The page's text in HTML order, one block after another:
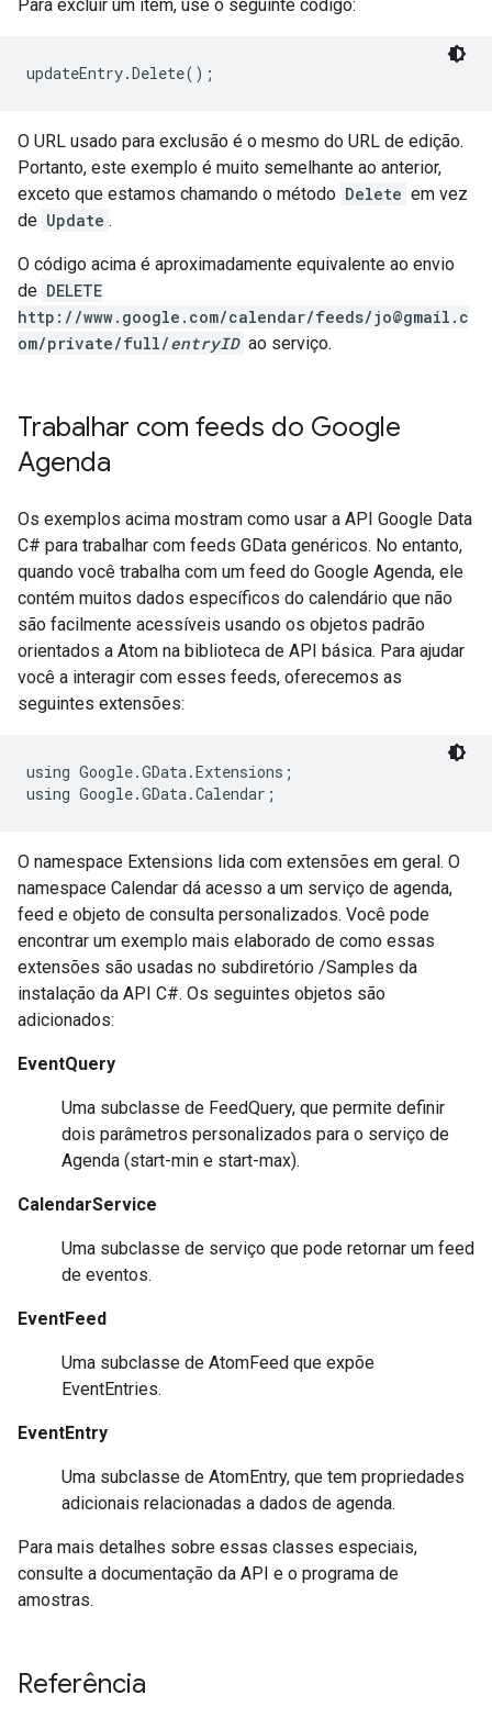
Para excluir um item, use o seguinte código:
updateEntry.Delete();
O URL usado para exclusão é o mesmo do URL de edição.
Portanto, este exemplo é muito semelhante ao anterior,
exceto que estamos chamando o método Delete em vez
de Update .
O código acima é aproximadamente equivalente ao envio
de DELETE
http://www.google.com/calendar/feeds/jo@gmail.c
om/private/full/entryID ao serviço.
Trabalhar com feeds do Google
Agenda
Os exemplos acima mostram como usar a API Google Data
C# para trabalhar com feeds GData genéricos. No entanto,
quando você trabalha com um feed do Google Agenda, ele
contém muitos dados específicos do calendário que não
são facilmente acessíveis usando os objetos padrão
orientados a Atom na biblioteca de API básica. Para ajudar
você a interagir com esses feeds, oferecemos as
seguintes extensões:
using Google.GData.Extensions;
using Google.GData.Calendar;
O namespace Extensions lida com extensões em geral. O
namespace Calendar dá acesso a um serviço de agenda,
feed e objeto de consulta personalizados. Você pode
encontrar um exemplo mais elaborado de como essas
extensões são usadas no subdiretório /Samples da
instalação da API C#. Os seguintes objetos são
adicionados:
EventQuery
Uma subclasse de FeedQuery, que permite definir
dois parâmetros personalizados para o serviço de
Agenda (start-min e start-max).
CalendarService
Uma subclasse de serviço que pode retornar um feed
de eventos.
EventFeed
Uma subclasse de AtomFeed que expõe
EventEntries.
EventEntry
Uma subclasse de AtomEntry, que tem propriedades
adicionais relacionadas a dados de agenda.
Para mais detalhes sobre essas classes especiais,
consulte a documentação da API e o programa de
amostras.
Referência